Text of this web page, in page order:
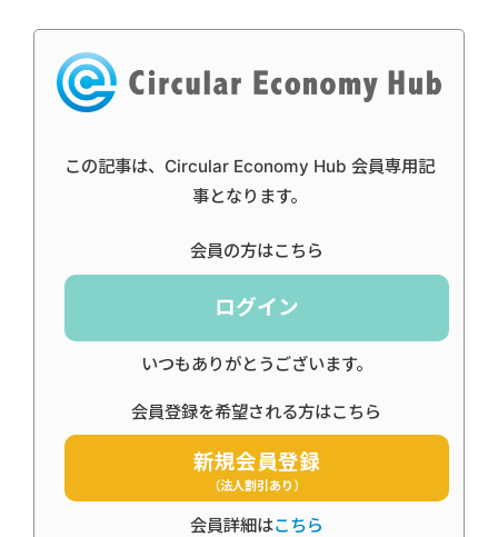
この記事は、Circular Economy Hub 会員専用記
事となります。
会員の方はこちら
ログイン
いつもありがとうございます。
会員登録を希望される方はこちら
新規会員登録
（法人割引あり）
会員詳細はこちら